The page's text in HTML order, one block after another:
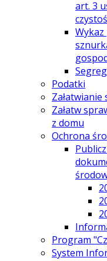
art. 3
Podatki
Załatw
z domu
Ochrona
Program
System